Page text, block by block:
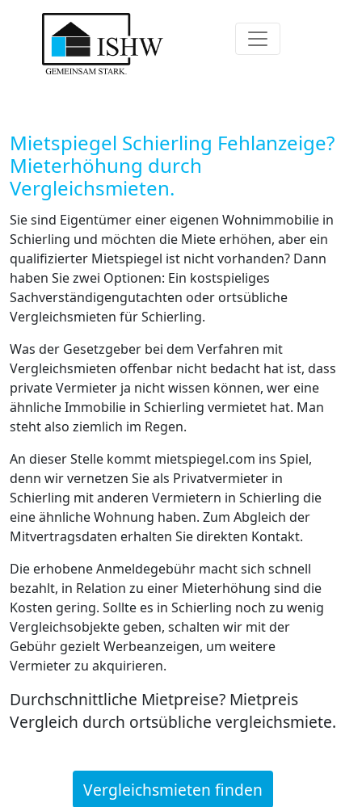
Mietspiegel Schierling Fehlanzeige?
Mieterhöhung durch
Vergleichsmieten.
Sie sind Eigentümer einer eigenen Wohnimmobilie in
Schierling und möchten die Miete erhöhen, aber ein
qualifizierter Mietspiegel ist nicht vorhanden? Dann
haben Sie zwei Optionen: Ein kostspieliges
Sachverständigengutachten oder ortsübliche
Vergleichsmieten für Schierling.
Was der Gesetzgeber bei dem Verfahren mit
Vergleichsmieten offenbar nicht bedacht hat ist, dass
private Vermieter ja nicht wissen können, wer eine
ähnliche Immobilie in Schierling vermietet hat. Man
steht also ziemlich im Regen.
An dieser Stelle kommt mietspiegel.com ins Spiel,
denn wir vernetzen Sie als Privatvermieter in
Schierling mit anderen Vermietern in Schierling die
eine ähnliche Wohnung haben. Zum Abgleich der
Mitvertragsdaten erhalten Sie direkten Kontakt.
Die erhobene Anmeldegebühr macht sich schnell
bezahlt, in Relation zu einer Mieterhöhung sind die
Kosten gering. Sollte es in Schierling noch zu wenig
Vergleichsobjekte geben, schalten wir mit der
Gebühr gezielt Werbeanzeigen, um weitere
Vermieter zu akquirieren.
Durchschnittliche Mietpreise? Mietpreis
Vergleich durch ortsübliche vergleichsmiete.
Vergleichsmieten finden